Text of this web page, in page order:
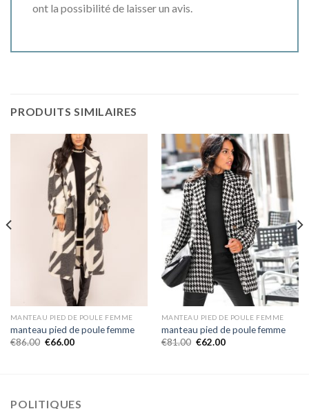
ont la possibilité de laisser un avis.
PRODUITS SIMILAIRES
MANTEAU PIED DE POULE FEMME
manteau pied de poule femme
€86.00 €66.00
MANTEAU PIED DE POULE FEMME
manteau pied de poule femme
€81.00 €62.00
POLITIQUES